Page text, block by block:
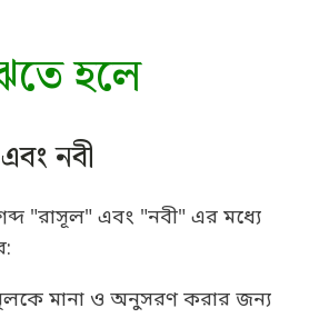
হলে
নবী
"রাসূল" এবং "নবী" এর মধ্যে
মানা ও অনুসরণ করার জন্য